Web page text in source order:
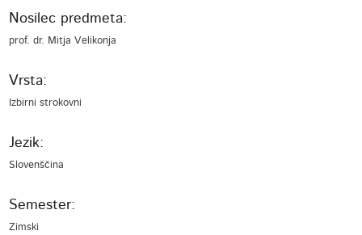
Nosilec predmeta:
prof. dr. Mitja Velikonja
Vrsta:
Izbirni strokovni
Jezik:
Slovenščina
Semester:
Zimski